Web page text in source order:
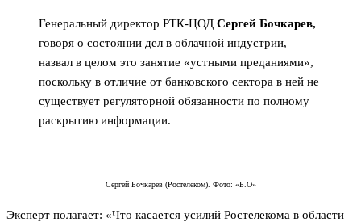
Генеральный директор РТК-ЦОД Сергей Бочкарев,
говоря о состоянии дел в облачной индустрии,
назвал в целом это занятие «устными преданиями»,
поскольку в отличие от банковского сектора в ней не
существует регуляторной обязанности по полному
раскрытию информации.
Сергей Бочкарев (Ростелеком). Фото: «Б.О»
Эксперт полагает: «Что касается усилий Ростелекома в области